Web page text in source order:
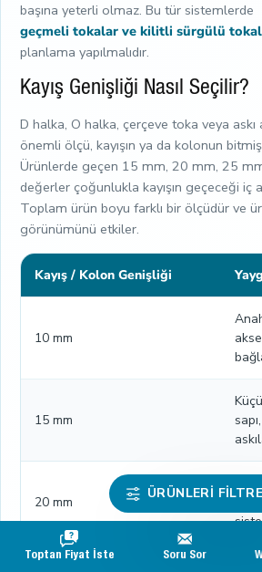
Toptan Fiyat İste Soru Sor
başına yeterli olmaz. Bu tür sistemlerde
geçmeli tokalar ve kilitli sürgülü
planlama yapılmalıdır.
Kayış Genişliği Nasıl Seçilir?
D halka, O halka, çerçeve toka veya askı
önemli ölçü, kayışın ya da kolonun
Ürünlerde geçen 15 mm, 20 mm, 25
değerler çoğunlukla kayışın geçeceği iç
Toplam ürün boyu farklı bir ölçüdür ve
görünümünü etkiler.
Kayış / Kolon Genişliği
10 mm
15 mm
20 mm
ÜRÜNLERI